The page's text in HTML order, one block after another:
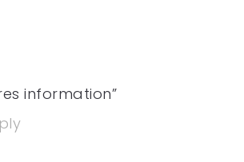
information”